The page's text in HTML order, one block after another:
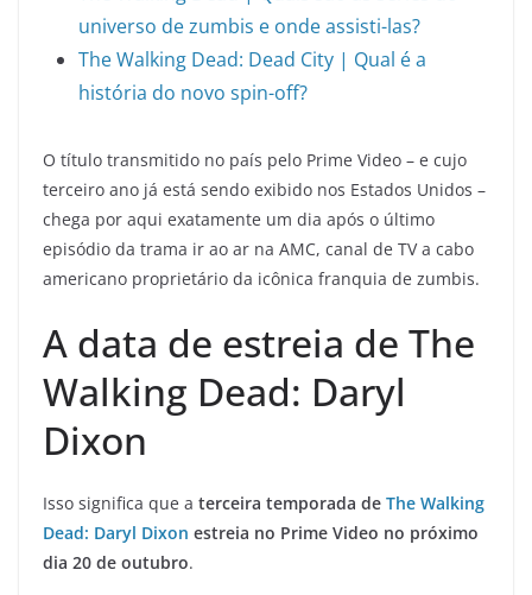
universo de zumbis e onde assisti-las?
The Walking Dead: Dead City | Qual é a
história do novo spin-off?
O título transmitido no país pelo Prime Video – e cujo
terceiro ano já está sendo exibido nos Estados Unidos –
chega por aqui exatamente um dia após o último
episódio da trama ir ao ar na AMC, canal de TV a cabo
americano proprietário da icônica franquia de zumbis.
A data de estreia de The
Walking Dead: Daryl
Dixon
Isso significa que a terceira temporada de The Walking
Dead: Daryl Dixon estreia no Prime Video no próximo
dia 20 de outubro.